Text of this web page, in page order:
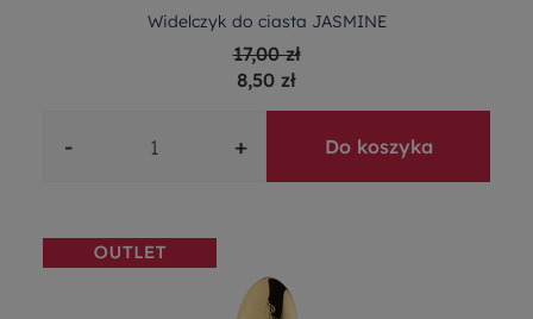
Widelczyk do ciasta JASMINE
17,00 zł
8,50 zł
- + Do koszyka